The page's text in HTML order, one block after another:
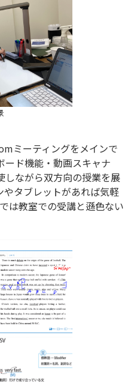
ミーティングをメインで
ード機能・動画スキャナ
しながら双方向の授業を展
タブレットがあれば気軽
は教室での受講と遜色ない